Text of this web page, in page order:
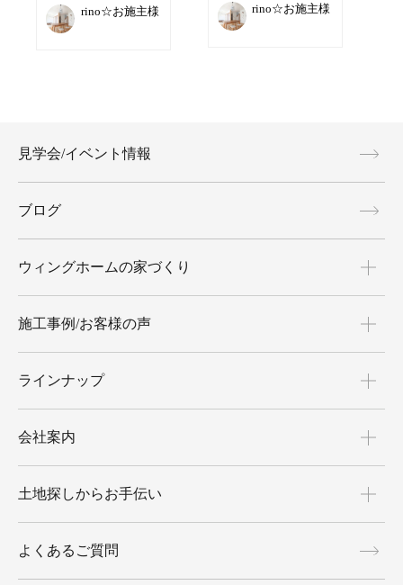
rino☆お施主様 rino☆お施主様
見学会/イベント情報
ブログ
ウィングホームの家づくり
施工事例/お客様の声
ラインナップ
会社案内
土地探しからお手伝い
よくあるご質問